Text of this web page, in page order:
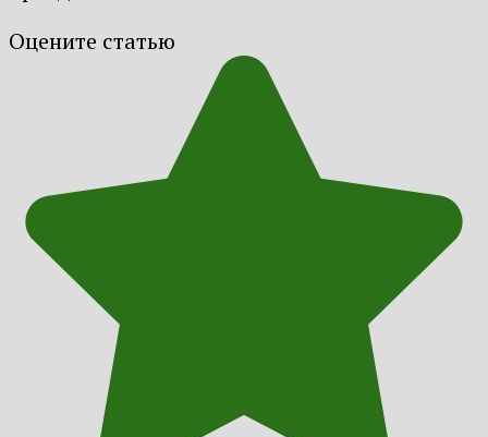
Оцените статью